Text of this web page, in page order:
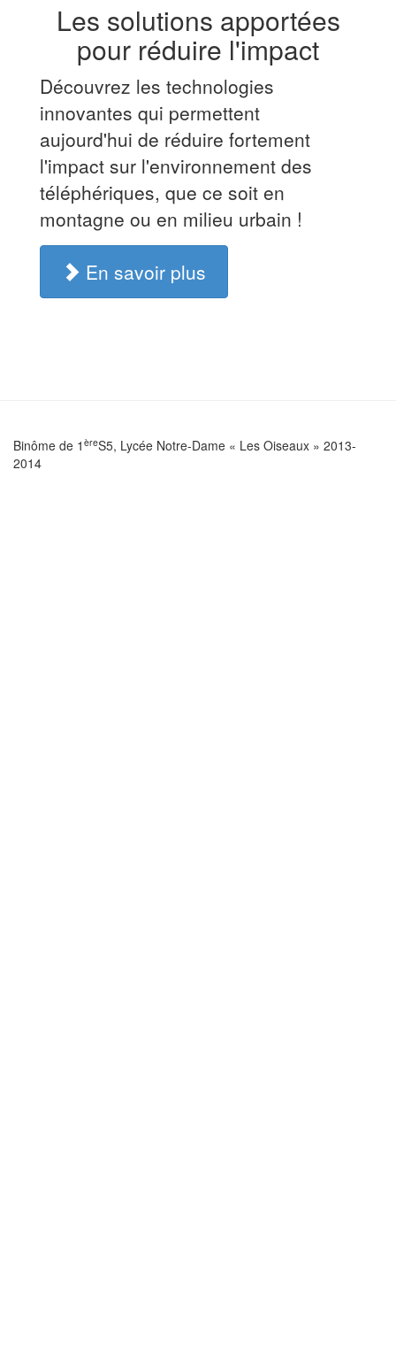
Les solutions apportées
pour réduire l'impact
Découvrez les technologies
innovantes qui permettent
aujourd'hui de réduire fortement
l'impact sur l'environnement des
téléphériques, que ce soit en
montagne ou en milieu urbain !
En savoir plus
Binôme de 1 èreS5, Lycée Notre-Dame « Les Oiseaux » 2013-
2014